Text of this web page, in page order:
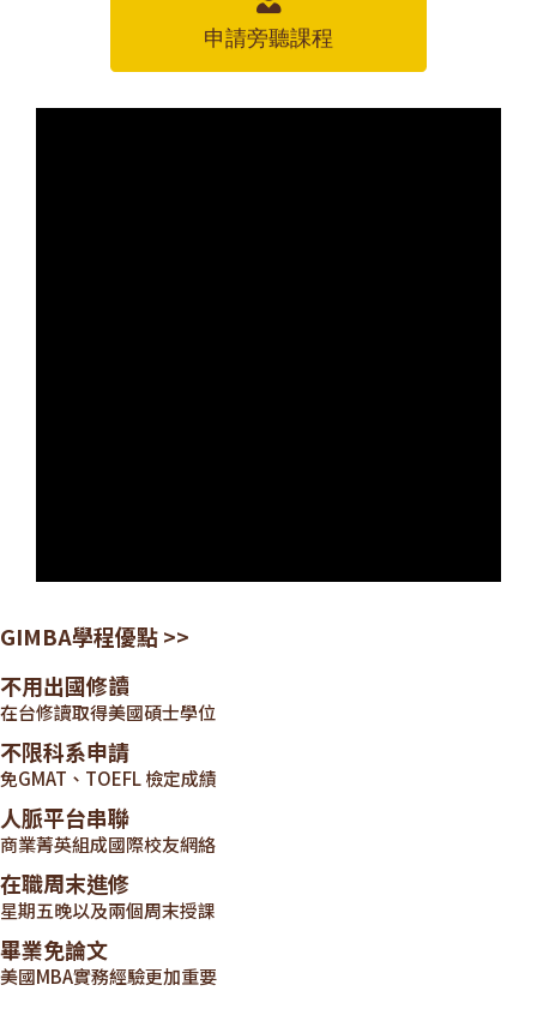
申請旁聽課程
GIMBA學程優點 >>
不用出國修讀
在台修讀取得美國碩士學位
不限科系申請
免GMAT、TOEFL 檢定成績
人脈平台串聯
商業菁英組成國際校友網絡
在職周末進修
星期五晚以及兩個周末授課
畢業免論文
美國MBA實務經驗更加重要